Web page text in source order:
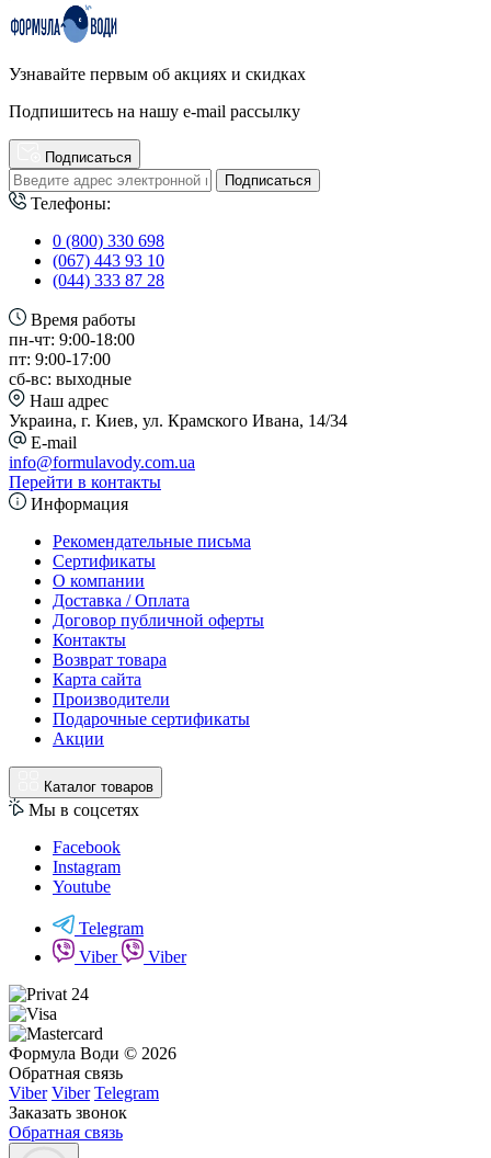
Узнавайте первым об акциях и скидках
Подпишитесь на нашу e-mail рассылку
Подписаться
Подписаться
Телефоны:
0 (800) 330 698
(067) 443 93 10
(044) 333 87 28
Время работы
пн-чт: 9:00-18:00
пт: 9:00-17:00
сб-вс: выходные
Наш адрес
Украина, г. Киев, ул. Крамского Ивана, 14/34
E-mail
info@formulavody.com.ua
Перейти в контакты
Информация
Рекомендательные письма
Сертификаты
О компании
Доставка / Оплата
Договор публичной оферты
Контакты
Возврат товара
Карта сайта
Производители
Подарочные сертификаты
Акции
Каталог товаров
Мы в соцсетях
Facebook
Instagram
Youtube
Telegram
Viber
Viber
Формула Води © 2026
Обратная связь
Viber Viber Telegram
Заказать звонок
Обратная связь